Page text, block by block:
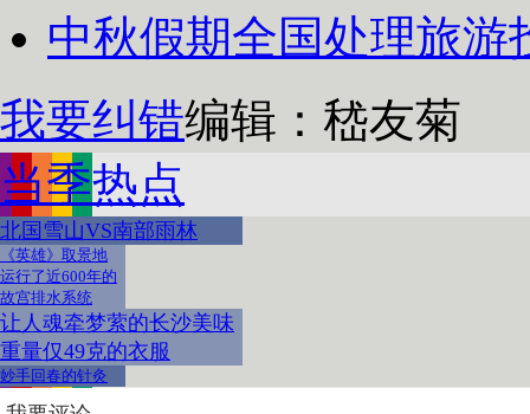
中秋假期全国处理旅游
我要纠错编辑：嵇友菊
当季热点
北国雪山VS南部雨林
《英雄》取景地
运行了近600年的
故宫排水系统
让人魂牵梦萦的长沙美味
重量仅49克的衣服
妙手回春的针灸